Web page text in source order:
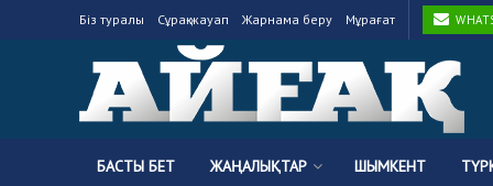
Біз туралы Сұрақ-жауап Жарнама беру Мұрағат
БАСТЫ БЕТ ЖАҢАЛЫҚТАР ШЫМКЕНТ